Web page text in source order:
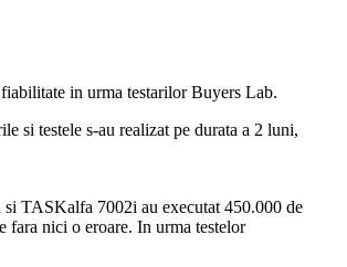
in urma testarilor Buyers Lab.
si testele s-au realizat pe durata a 2 luni,
TASKalfa 7002i au executat 450.000 de
fara nici o eroare. In urma testelor